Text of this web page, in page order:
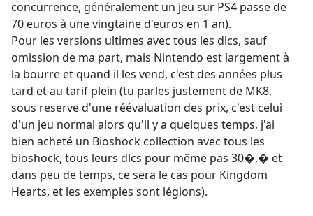
concurrence, généralement un jeu sur PS4 passe de
70 euros à une vingtaine d'euros en 1 an).
Pour les versions ultimes avec tous les dlcs, sauf
omission de ma part, mais Nintendo est largement à
la bourre et quand il les vend, c'est des années plus
tard et au tarif plein (tu parles justement de MK8,
sous reserve d'une réévaluation des prix, c'est celui
d'un jeu normal alors qu'il y a quelques temps, j'ai
bien acheté un Bioshock collection avec tous les
bioshock, tous leurs dlcs pour même pas 30�,� et
dans peu de temps, ce sera le cas pour Kingdom
Hearts, et les exemples sont légions).